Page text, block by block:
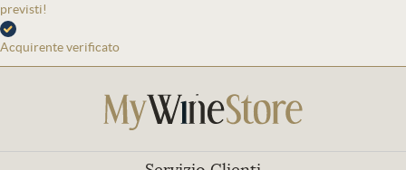
previsti!
Acquirente verificato